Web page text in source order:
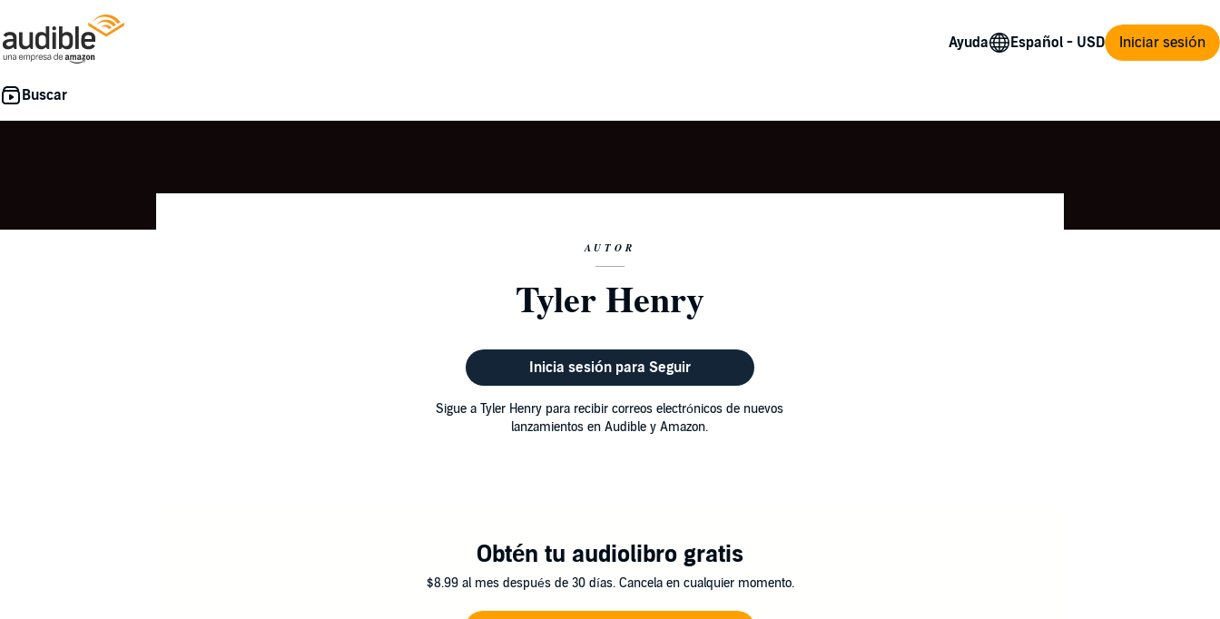
Ayuda Iniciar sesión
AUTOR
Tyler Henry
Inicia sesión para Seguir
Sigue a Tyler Henry para recibir correos electrónicos de nuevos
lanzamientos en Audible y Amazon.
Obtén tu audiolibro gratis
$8.99 al mes después de 30 días. Cancela en cualquier momento.